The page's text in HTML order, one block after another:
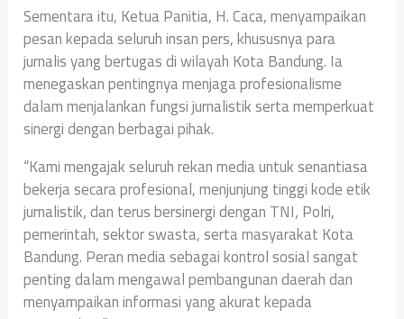
Sementara itu, Ketua Panitia, H. Caca, menyampaikan
pesan kepada seluruh insan pers, khususnya para
jurnalis yang bertugas di wilayah Kota Bandung. Ia
menegaskan pentingnya menjaga profesionalisme
dalam menjalankan fungsi jurnalistik serta memperkuat
sinergi dengan berbagai pihak.
“Kami mengajak seluruh rekan media untuk senantiasa
bekerja secara profesional, menjunjung tinggi kode etik
jurnalistik, dan terus bersinergi dengan TNI, Polri,
pemerintah, sektor swasta, serta masyarakat Kota
Bandung. Peran media sebagai kontrol sosial sangat
penting dalam mengawal pembangunan daerah dan
menyampaikan informasi yang akurat kepada